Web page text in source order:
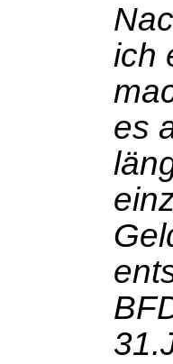
ich
es